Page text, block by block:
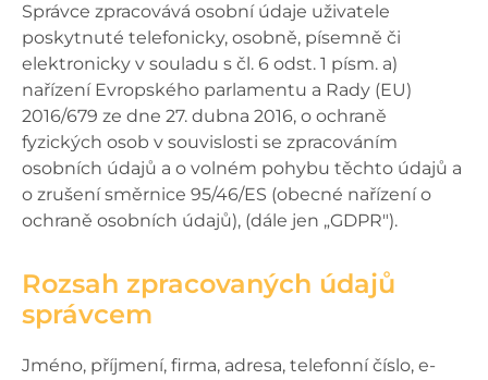
Správce zpracovává osobní údaje uživatele
poskytnuté telefonicky, osobně, písemně či
elektronicky v souladu s čl. 6 odst. 1 písm. a)
nařízení Evropského parlamentu a Rady (EU)
2016/679 ze dne 27. dubna 2016, o ochraně
fyzických osob v souvislosti se zpracováním
osobních údajů a o volném pohybu těchto údajů a
o zrušení směrnice 95/46/ES (obecné nařízení o
ochraně osobních údajů), (dále jen „GDPR").
Rozsah zpracovaných údajů
správcem
Jméno, příjmení, firma, adresa, telefonní číslo, e-